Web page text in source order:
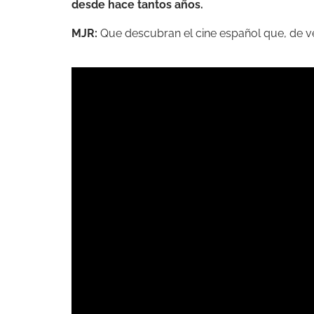
desde hace tantos años.
MJR: Que descubran el cine español que, de